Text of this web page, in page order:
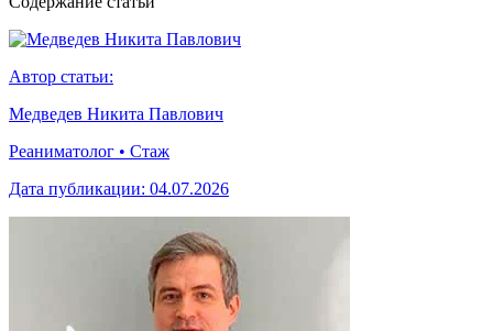
Автор статьи:
Медведев Никита Павлович
Реаниматолог • Стаж
Дата публикации: 04.07.2026